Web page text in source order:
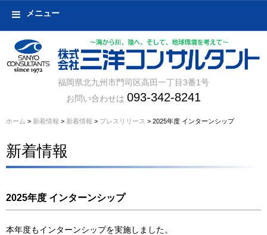
メニュー
福岡県北九州市門司区高田一丁目3番1号
お問い合わせは 093-342-8241
ホーム > 新着情報 > 新着情報 > プレスリリース > 2025年度 インターンシップ
新着情報
2025年度 インターンシップ
本年度もインターンシップを実施しました。